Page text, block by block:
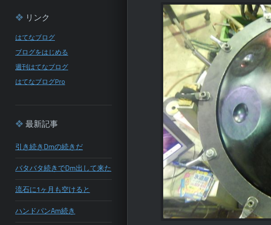
リンク
はてなブログ
ブログをはじめる
週刊はてなブログ
はてなブログPro
最新記事
引き続きDmの続きだ
バタバタ続きでDm出して来た
流石に1ヶ月も空けると
ハンドパンAm続き